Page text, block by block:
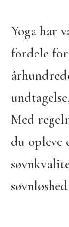
Yoga har
fordele
Med
du